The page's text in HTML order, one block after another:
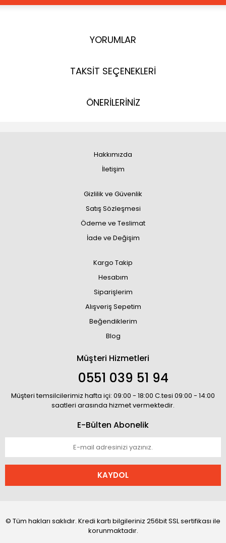
YORUMLAR
TAKSİT SEÇENEKLERİ
ÖNERİLERİNİZ
Hakkımızda
İletişim
Gizlilik ve Güvenlik
Satış Sözleşmesi
Ödeme ve Teslimat
İade ve Değişim
Kargo Takip
Hesabım
Siparişlerim
Alışveriş Sepetim
Beğendiklerim
Blog
Müşteri Hizmetleri
0551 039 51 94
Müşteri temsilcilerimiz hafta içi: 09:00 - 18:00 C.tesi 09:00 - 14:00
saatleri arasında hizmet vermektedir.
E-Bülten Abonelik
KAYDOL
© Tüm hakları saklıdır. Kredi kartı bilgileriniz 256bit SSL sertifikası ile
korunmaktadır.